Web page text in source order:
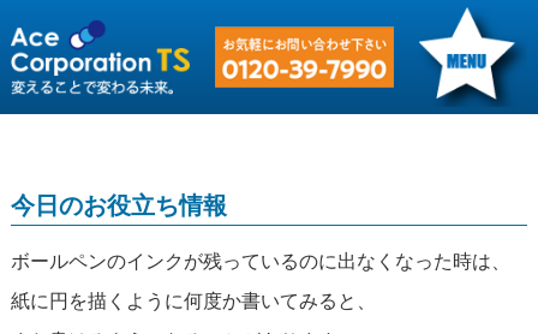
今日のお役立ち情報
ボールペンのインクが残っているのに出なくなった時は、
紙に円を描くように何度か書いてみると、